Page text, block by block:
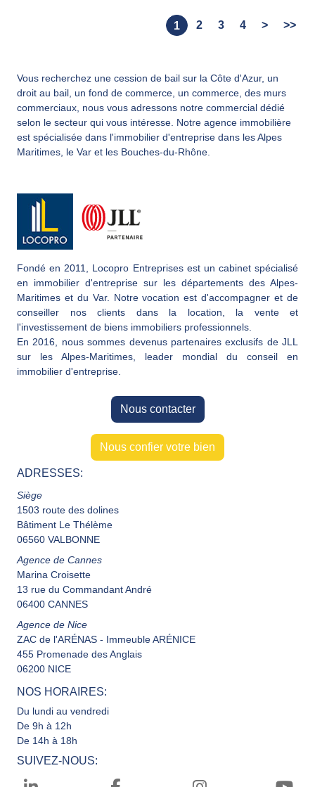
1 2 3 4 > >>
Vous recherchez une cession de bail sur la Côte d'Azur, un
droit au bail, un fond de commerce, un commerce, des murs
commerciaux, nous vous adressons notre commercial dédié
selon le secteur qui vous intéresse. Notre agence immobilière
est spécialisée dans l'immobilier d'entreprise dans les Alpes
Maritimes, le Var et les Bouches-du-Rhône.
Fondé en 2011, Locopro Entreprises est un cabinet spécialisé
en immobilier d'entreprise sur les départements des Alpes-
Maritimes et du Var. Notre vocation est d'accompagner et de
conseiller nos clients dans la location, la vente et
l'investissement de biens immobiliers professionnels.
En 2016, nous sommes devenus partenaires exclusifs de JLL
sur les Alpes-Maritimes, leader mondial du conseil en
immobilier d'entreprise.
Nous contacter
Nous confier votre bien
ADRESSES:
Siège
1503 route des dolines
Bâtiment Le Thélème
06560 VALBONNE
Agence de Cannes
Marina Croisette
13 rue du Commandant André
06400 CANNES
Agence de Nice
ZAC de l'ARÉNAS - Immeuble ARÉNICE
455 Promenade des Anglais
06200 NICE
NOS HORAIRES:
Du lundi au vendredi
De 9h à 12h
De 14h à 18h
SUIVEZ-NOUS: